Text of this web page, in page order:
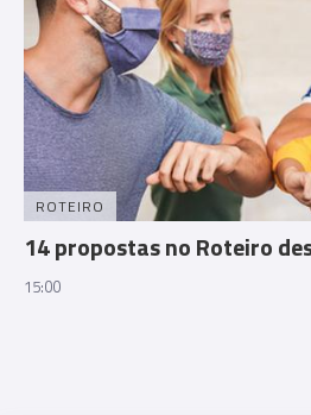
ROTEIRO
14 propostas no Roteiro
15:00